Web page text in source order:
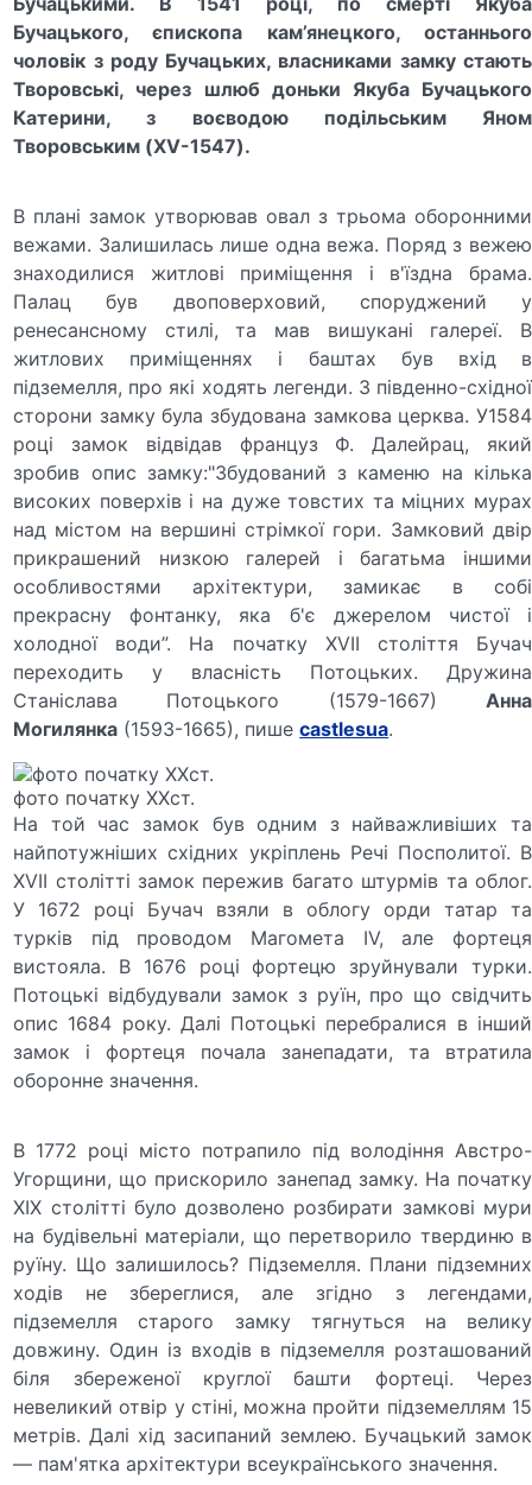
Бучацького, єпископа кам’янецкого, останнього
чоловік з роду Бучацьких, власниками замку стають
Творовські, через шлюб доньки Якуба Бучацького
Катерини, з воєводою подільським Яном
Творовським (XV-1547).
В плані замок утворював овал з трьома оборонними
вежами. Залишилась лише одна вежа. Поряд з вежею
знаходилися житлові приміщення і в'їздна брама.
Палац був двоповерховий, споруджений у
ренесансному стилі, та мав вишукані галереї. В
житлових приміщеннях і баштах був вхід в
підземелля, про які ходять легенди. 3 південно-східної
сторони замку була збудована замкова церква. У1584
році замок відвідав француз Ф. Далейрац, який
зробив опис замку:"Збудований з каменю на кілька
високих поверхів і на дуже товстих та міцних мурах
над містом на вершині стрімкої гори. Замковий двір
прикрашений низкою галерей і багатьма іншими
особливостями архітектури, замикає в собі
прекрасну фонтанку, яка б'є джерелом чистої і
холодної води”. На початку XVII століття Бучач
переходить у власність Потоцьких. Дружина
Станіслава Потоцького (1579-1667) Анна
Могилянка (1593-1665), пишеcastlesua.
фото початку XXст.
На той час замок був одним з найважливіших та
найпотужніших східних укріплень Речі Посполитої. В
XVII столітті замок пережив багато штурмів та облог.
У 1672 році Бучач взяли в облогу орди татар та
турків під проводом Магомета IV, але фортеця
вистояла. В 1676 році фортецю зруйнували турки.
Потоцькі відбудували замок з руїн, про що свідчить
опис 1684 року. Далі Потоцькі перебралися в інший
замок і фортеця почала занепадати, та втратила
оборонне значення.
В 1772 році місто потрапило під володіння Австро-
Угорщини, що прискорило занепад замку. На початку
XIX столітті було дозволено розбирати замкові мури
на будівельні матеріали, що перетворило твердиню в
руїну. Що залишилось? Підземелля. Плани підземних
ходів не збереглися, але згідно з легендами,
підземелля старого замку тягнуться на велику
довжину. Один із входів в підземелля розташований
біля збереженої круглої башти фортеці. Через
невеликий отвір у стіні, можна пройти підземеллям 15
метрів. Далі хід засипаний землею. Бучацький замок
— пам'ятка архітектури всеукраїнського значення.